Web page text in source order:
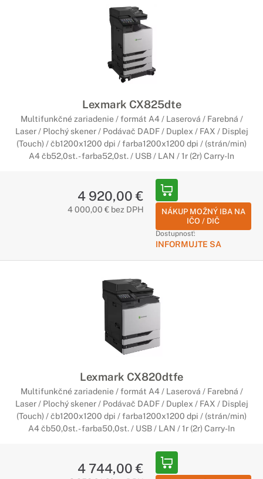
Lexmark CX825dte
Multifunkčné zariadenie / formát A4 / Laserová / Farebná /
Laser / Plochý skener / Podávač DADF / Duplex / FAX / Displej
(Touch) / čb1200x1200 dpi / farba1200x1200 dpi / (strán/min)
A4 čb52,0st. - farba52,0st. / USB / LAN / 1r (2r) Carry-In
4 920,00 €
4 000,00 € bez DPH
NÁKUP MOŽNÝ IBA NA
IČO / DIČ
Dostupnosť:
INFORMUJTE SA
Lexmark CX820dtfe
Multifunkčné zariadenie / formát A4 / Laserová / Farebná /
Laser / Plochý skener / Podávač DADF / Duplex / FAX / Displej
(Touch) / čb1200x1200 dpi / farba1200x1200 dpi / (strán/min)
A4 čb50,0st. - farba50,0st. / USB / LAN / 1r (2r) Carry-In
4 744,00 €